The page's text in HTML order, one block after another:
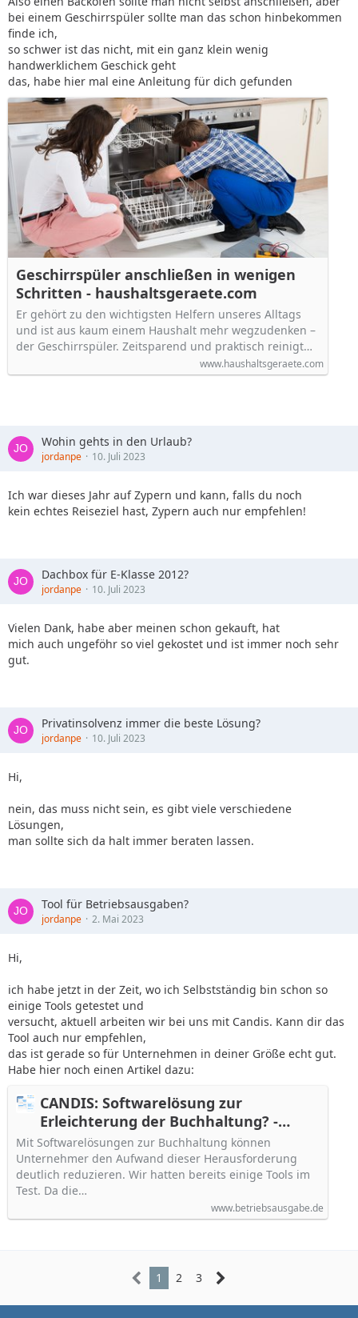
bei einem Geschirrspüler sollte man das schon hinbekommen
finde ich,
so schwer ist das nicht, mit ein ganz klein wenig
handwerklichem Geschick geht
das, habe hier mal eine Anleitung für dich gefunden
Geschirrspüler anschließen in wenigen
Schritten - haushaltsgeraete.com
Er gehört zu den wichtigsten Helfern unseres Alltags
und ist aus kaum einem Haushalt mehr wegzudenken –
der Geschirrspüler. Zeitsparend und praktisch reinigt…
www.haushaltsgeraete.com
Wohin gehts in den Urlaub?
jordanpe 10. Juli 2023
Ich war dieses Jahr auf Zypern und kann, falls du noch
kein echtes Reiseziel hast, Zypern auch nur empfehlen!
Dachbox für E-Klasse 2012?
jordanpe 10. Juli 2023
Vielen Dank, habe aber meinen schon gekauft, hat
mich auch ungeföhr so viel gekostet und ist immer noch sehr
gut.
Privatinsolvenz immer die beste Lösung?
jordanpe 10. Juli 2023
Hi,
nein, das muss nicht sein, es gibt viele verschiedene
Lösungen,
man sollte sich da halt immer beraten lassen.
Tool für Betriebsausgaben?
jordanpe 2. Mai 2023
Hi,
ich habe jetzt in der Zeit, wo ich Selbstständig bin schon so
einige Tools getestet und
versucht, aktuell arbeiten wir bei uns mit Candis. Kann dir das
Tool auch nur empfehlen,
das ist gerade so für Unternehmen in deiner Größe echt gut.
Habe hier noch einen Artikel dazu:
CANDIS: Softwarelösung zur
Erleichterung der Buchhaltung? -
Betriebsausgabe.de (2023)
Mit Softwarelösungen zur Buchhaltung können
Unternehmer den Aufwand dieser Herausforderung
deutlich reduzieren. Wir hatten bereits einige Tools im
Test. Da die…
www.betriebsausgabe.de
1 2 3